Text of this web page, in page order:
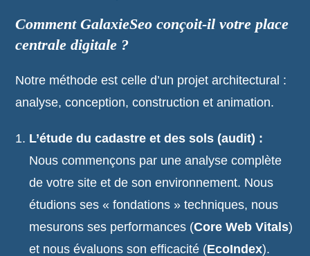
Comment GalaxieSeo conçoit-il votre place
centrale digitale ?
Notre méthode est celle d’un projet architectural :
analyse, conception, construction et animation.
L’étude du cadastre et des sols (audit) :
Nous commençons par une analyse complète
de votre site et de son environnement. Nous
étudions ses « fondations » techniques, nous
mesurons ses performances (Core Web Vitals)
et nous évaluons son efficacité (EcoIndex).